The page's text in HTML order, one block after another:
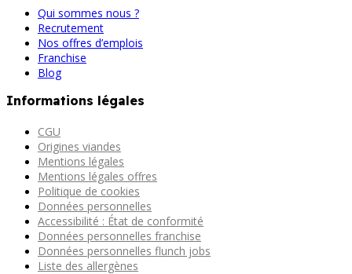
Qui sommes nous ?
Recrutement
Nos offres d’emplois
Franchise
Blog
Informations légales
CGU
Origines viandes
Mentions légales
Mentions légales offres
Politique de cookies
Données personnelles
Accessibilité : État de conformité
Données personnelles franchise
Données personnelles flunch jobs
Liste des allergènes